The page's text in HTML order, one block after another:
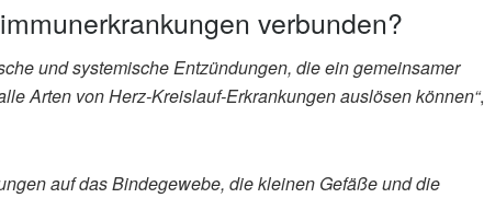
verbunden?
und systemische Entzündungen, die ein gemeinsamer
Arten von Herz-Kreislauf-Erkrankungen auslösen können“,
auf das Bindegewebe, die kleinen Gefäße und die